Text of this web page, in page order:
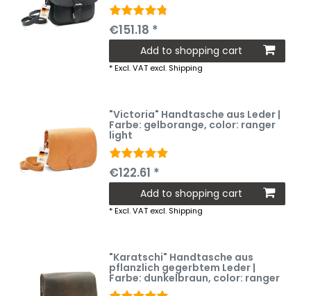
€151.18 *
Add to shopping cart
*Excl. VAT excl. Shipping
"Victoria" Handtasche aus Leder |
Farbe: gelborange, color: ranger
light
€122.61 *
Add to shopping cart
*Excl. VAT excl. Shipping
"Karatschi" Handtasche aus
pflanzlich gegerbtem Leder |
Farbe: dunkelbraun, color: ranger